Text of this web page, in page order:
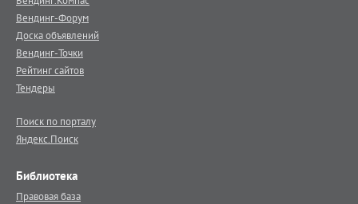
Вендинг-Форум
Доска объявлений
Вендинг-Точки
Рейтинг сайтов
Тендеры
Поиск по порталу
Яндекс.Поиск
Библиотека
Правовая база